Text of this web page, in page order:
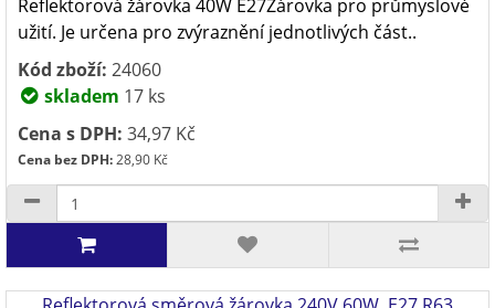
Reflektorová žárovka 40W E27Žárovka pro průmyslové
užití. Je určena pro zvýraznění jednotlivých část..
Kód zboží: 24060
skladem 17 ks
Cena s DPH: 34,97 Kč
Cena bez DPH:28,90 Kč